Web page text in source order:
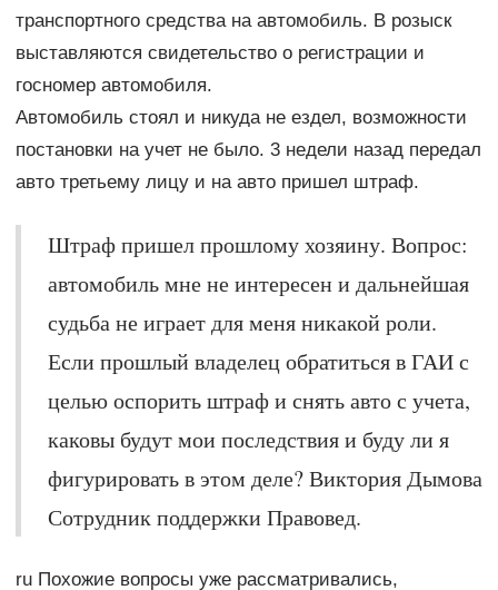
транспортного средства на автомобиль. В розыск
выставляются свидетельство о регистрации и
госномер автомобиля.
Автомобиль стоял и никуда не ездел, возможности
постановки на учет не было. 3 недели назад передал
авто третьему лицу и на авто пришел штраф.
Штраф пришел прошлому хозяину. Вопрос:
автомобиль мне не интересен и дальнейшая
судьба не играет для меня никакой роли.
Если прошлый владелец обратиться в ГАИ с
целью оспорить штраф и снять авто с учета,
каковы будут мои последствия и буду ли я
фигурировать в этом деле? Виктория Дымова
Сотрудник поддержки Правовед.
ru Похожие вопросы уже рассматривались,